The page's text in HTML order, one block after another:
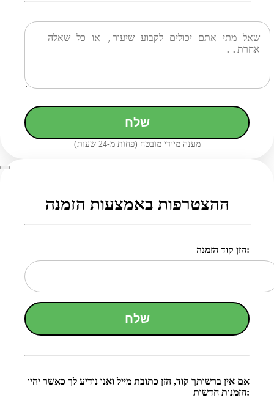
שלח
מענה מיידי מובטח (פחות מ-24 שעות)
ההצטרפות באמצעות הזמנה
הזן קוד הזמנה:
שלח
אם אין ברשותך קוד, הזן כתובת מייל ואנו נודיע לך כאשר יהיו
הזמנות חדשות: